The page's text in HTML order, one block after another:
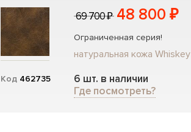
Код 462735
69 700 ₽ 48 800 ₽
Ограниченная серия!
натуральная кожа Whiskey
6 шт. в наличии
Где посмотреть?